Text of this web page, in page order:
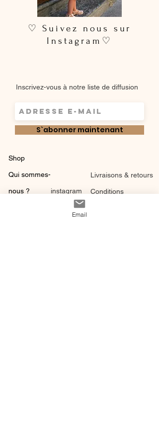
♡ Suivez nous sur
Instagram♡
Inscrivez-vous à notre liste de diffusion
S`abonner maintenant
Shop
Qui sommes-
nous ? instagram
Livraisons & retours
Conditions
Email